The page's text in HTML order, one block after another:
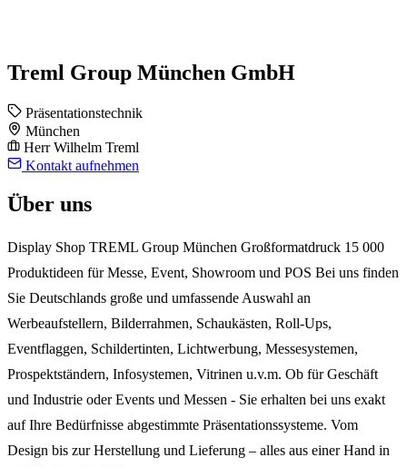
Treml Group München GmbH
Präsentationstechnik
München
Herr Wilhelm Treml
Kontakt aufnehmen
Über uns
Display Shop TREML Group München Großformatdruck 15 000
Produktideen für Messe, Event, Showroom und POS Bei uns finden
Sie Deutschlands große und umfassende Auswahl an
Werbeaufstellern, Bilderrahmen, Schaukästen, Roll-Ups,
Eventflaggen, Schildertinten, Lichtwerbung, Messesystemen,
Prospektständern, Infosystemen, Vitrinen u.v.m. Ob für Geschäft
und Industrie oder Events und Messen - Sie erhalten bei uns exakt
auf Ihre Bedürfnisse abgestimmte Präsentationssysteme. Vom
Design bis zur Herstellung und Lieferung – alles aus einer Hand in